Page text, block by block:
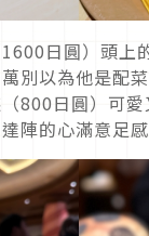
日圓）頭上
別以為他是配菜
800日圓）可
陣的心滿意足感